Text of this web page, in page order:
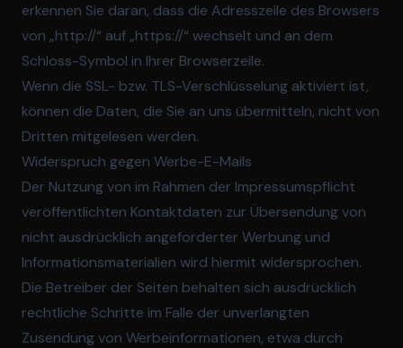
erkennen Sie daran, dass die Adresszeile des Browsers
von „http://“ auf „https://“ wechselt und an dem
Schloss-Symbol in Ihrer Browserzeile.
Wenn die SSL- bzw. TLS-Verschlüsselung aktiviert ist,
können die Daten, die Sie an uns übermitteln, nicht von
Dritten mitgelesen werden.
Widerspruch gegen Werbe-E-Mails
Der Nutzung von im Rahmen der Impressumspflicht
veröffentlichten Kontaktdaten zur Übersendung von
nicht ausdrücklich angeforderter Werbung und
Informationsmaterialien wird hiermit widersprochen.
Die Betreiber der Seiten behalten sich ausdrücklich
rechtliche Schritte im Falle der unverlangten
Zusendung von Werbeinformationen, etwa durch